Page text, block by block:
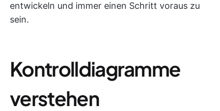
entwickeln und immer einen Schritt voraus zu
sein.
Kontrolldiagramme
verstehen